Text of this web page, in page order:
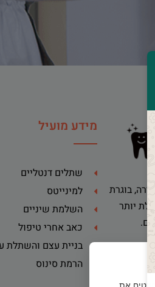
בוגרת
יותר
מידע מועיל
שתלים דנטליים
למינייטס
השלמת שיניים
כאב אחרי טיפול
בניית עצם והשתלת
הרמת סינוס